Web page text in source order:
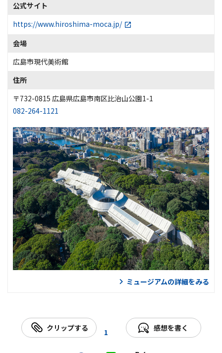
公式サイト
https://www.hiroshima-moca.jp/
会場
広島市現代美術館
住所
〒732-0815 広島県広島市南区比治山公園1-1
082-264-1121
ミュージアムの詳細をみる
クリップする 1 感想を書く